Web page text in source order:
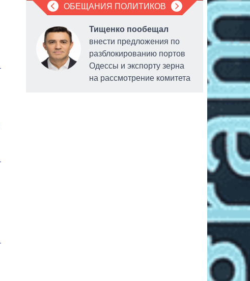
ОБЕЩАНИЯ ПОЛИТИКОВ
Тищенко пообещал
внести предложения по
разблокированию портов
Одессы и экспорту зерна
на рассмотрение комитета
бизнеса